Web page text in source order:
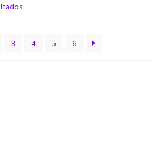
Classificado
recente
3 4 5 6